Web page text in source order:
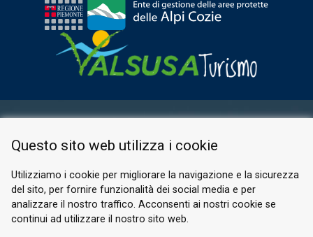
PRIVACY POLICY
© 2026 Valle di Susa
Tesori di Arte e Cultura Alpina
Questo sito web utilizza i cookie
Utilizziamo i cookie per migliorare la navigazione e la sicurezza
del sito, per fornire funzionalità dei social media e per
analizzare il nostro traffico. Acconsenti ai nostri cookie se
continui ad utilizzare il nostro sito web.